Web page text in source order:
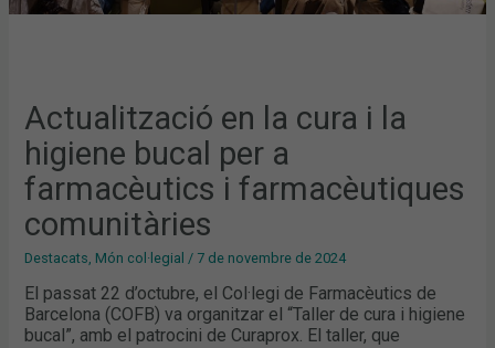
Actualització en la cura i la
higiene bucal per a
farmacèutics i farmacèutiques
comunitàries
Destacats, Món col·legial / 7 de novembre de 2024
El passat 22 d’octubre, el Col·legi de Farmacèutics de
Barcelona (COFB) va organitzar el “Taller de cura i higiene
bucal”, amb el patrocini de Curaprox. El taller, que